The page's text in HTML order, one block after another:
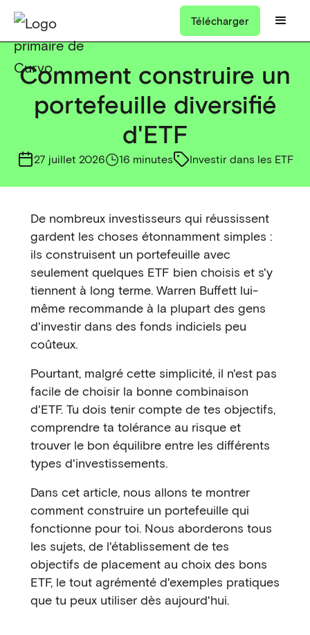
Télécharger
Comment construire un
portefeuille diversifié
d'ETF
27 juillet 2026 16 minutes Investir dans les ETF
De nombreux investisseurs qui réussissent
gardent les choses étonnamment simples :
ils construisent un portefeuille avec
seulement quelques ETF bien choisis et s'y
tiennent à long terme. Warren Buffett lui-
même recommande à la plupart des gens
d'investir dans des fonds indiciels peu
coûteux.
Pourtant, malgré cette simplicité, il n'est pas
facile de choisir la bonne combinaison
d'ETF. Tu dois tenir compte de tes objectifs,
comprendre ta tolérance au risque et
trouver le bon équilibre entre les différents
types d'investissements.
Dans cet article, nous allons te montrer
comment construire un portefeuille qui
fonctionne pour toi. Nous aborderons tous
les sujets, de l'établissement de tes
objectifs de placement au choix des bons
ETF, le tout agrémenté d'exemples pratiques
que tu peux utiliser dès aujourd'hui.